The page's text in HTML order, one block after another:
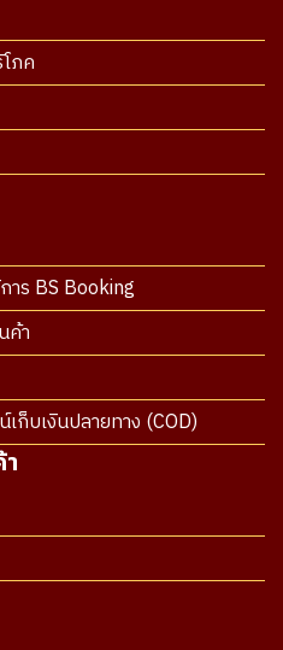
ภค
าร BS Booking
ค้า
ก็บเงินปลายทาง (COD)